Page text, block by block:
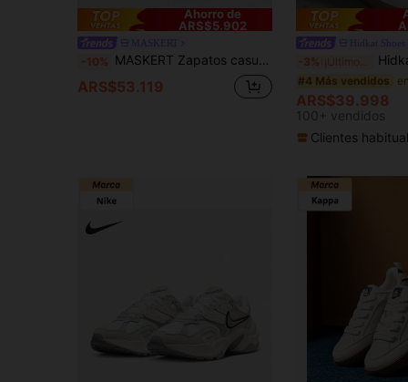
Ahorro de
ARS$5.902
-10% MASKERT Zapatos casuales multifuncionales y de moda para mujer con suelas de goma planas, zapatos casuales, que combinan diariamente con zapatos casuales
ARS$53.119
-3% Hidkat Zapatillas casuales de mujer con
#4 Más vendidos
ARS$39.998
100+ vendidos
Clientes